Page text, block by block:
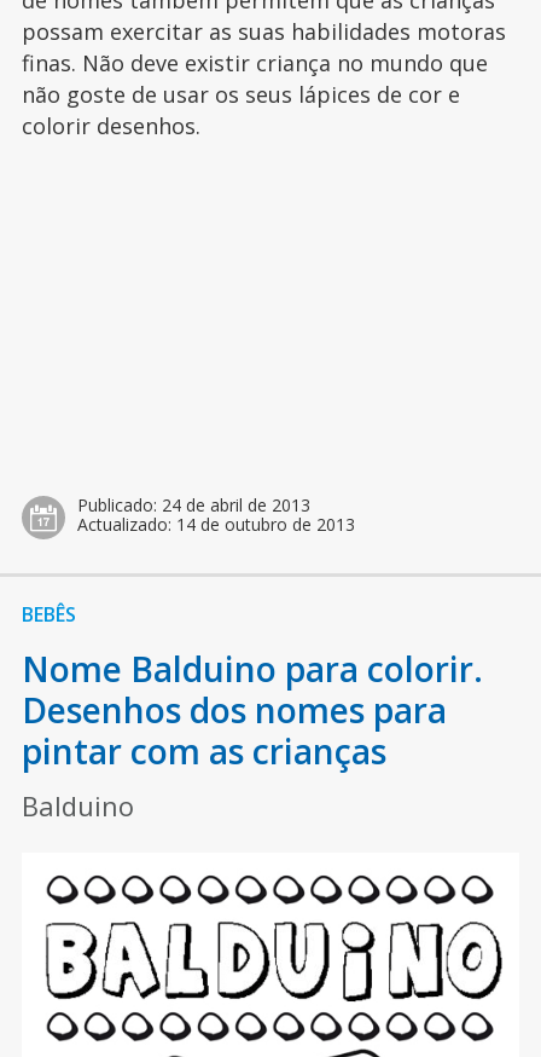
possam exercitar as suas habilidades motoras
finas. Não deve existir criança no mundo que
não goste de usar os seus lápices de cor e
colorir desenhos.
Publicado: 24 de abril de 2013
Actualizado: 14 de outubro de 2013
BEBÊS
Nome Balduino para colorir.
Desenhos dos nomes para
pintar com as crianças
Balduino